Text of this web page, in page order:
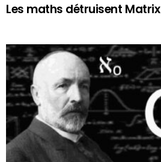
Les maths détruisent Matrix